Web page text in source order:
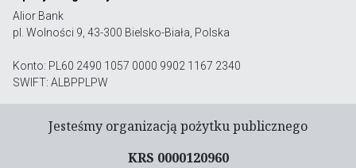
Alior Bank
pl. Wolności 9, 43-300 Bielsko-Biała, Polska
Konto: PL60 2490 1057 0000 9902 1167 2340
SWIFT: ALBPPLPW
Jesteśmy organizacją pożytku publicznego
KRS 0000120960